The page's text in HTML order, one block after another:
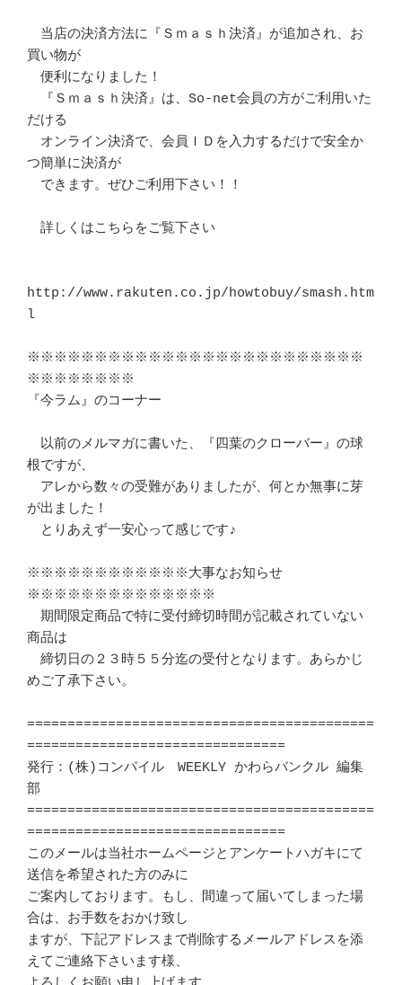
当店の決済方法に『Ｓｍａｓｈ決済』が追加され、お
買い物が
便利になりました！
『Ｓｍａｓｈ決済』は、So-net会員の方がご利用いた
だける
オンライン決済で、会員ＩＤを入力するだけで安全か
つ簡単に決済が
できます。ぜひご利用下さい！！
詳しくはこちらをご覧下さい
http://www.rakuten.co.jp/howtobuy/smash.htm
l
※※※※※※※※※※※※※※※※※※※※※※※※※
※※※※※※※※
『今ラム』のコーナー
以前のメルマガに書いた、『四葉のクローバー』の球
根ですが、
アレから数々の受難がありましたが、何とか無事に芽
が出ました！
とりあえず一安心って感じです♪
※※※※※※※※※※※※大事なお知らせ
※※※※※※※※※※※※※※
期間限定商品で特に受付締切時間が記載されていない
商品は
締切日の２３時５５分迄の受付となります。あらかじ
めご了承下さい。
===========================================
================================
発行：(株)コンパイル　WEEKLY かわらバンクル 編集
部
===========================================
================================
このメールは当社ホームページとアンケートハガキにて
送信を希望された方のみに
ご案内しております。もし、間違って届いてしまった場
合は、お手数をおかけ致し
ますが、下記アドレスまで削除するメールアドレスを添
えてご連絡下さいます様、